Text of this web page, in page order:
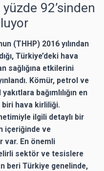
92’sinden
(THHP) 2016 yılından
Türkiye’deki hava
sağlığına etkilerini
Kömür, petrol ve
bağımlılığın en
hava kirliliği.
ilgili detaylı bir
içeriğinde ve
var. En önemli
sektör ve tesislere
beri Türkiye genelinde,